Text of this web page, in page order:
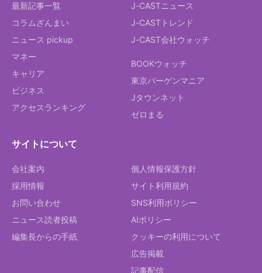
最新記事一覧
コラムざんまい
ニュース pickup
マネー
キャリア
ビジネス
アクセスランキング
J-CASTニュース
J-CASTトレンド
J-CAST会社ウォッチ
BOOKウォッチ
東京バーゲンマニア
Jタウンネット
ゼロまる
サイトについて
会社案内
採用情報
お問い合わせ
ニュース読者投稿
編集長からの手紙
個人情報保護方針
サイト利用規約
SNS利用ポリシー
AIポリシー
クッキーの利用について
広告掲載
記事配信